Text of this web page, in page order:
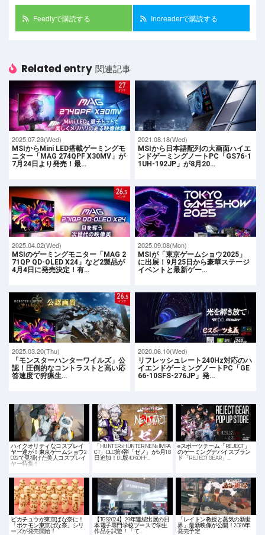
Feedlyで購読する Inoreaderで購読する
Related entry 関連記事
2025.07.23(Wed)
MSIからMini LED搭載ゲーミングモ
ニター「MAG 274QPF X30MV」が
7月24日より発売！最…
2021.08.18(Wed)
MSIから日本語配列の大画面ハイエ
ンドゲーミングノートPC「GS76-1
1UH-192JP」が8月20…
2025.04.02(Wed)
MSIのゲーミングモニター「MAG 2
71QP QD-OLED X24」など2製品が
4月4日に発売決定！有…
2025.09.08(Mon)
MSIが「東京ゲームショウ2025」
に出展！9月25日から豪華ステージ
イベントと最新ゲー…
2025.03.20(Thu)
「モンスターハンターワイルズ」公
認！圧倒的なコントラストと高い応
答速度で狩猟生…
2020.06.10(Wed)
リフレッシュレート240Hz対応のハ
イエンドゲーミングノートPC「GE
66-10SFS-276JP」発…
ハイクオリティなコスプレイ
ヤー達が！東京ゲームショウ2
022で見掛けた美人コスプレイ
ヤー特集！
「HUNTER×HUNTER NEN×IMPA
CT」DLC第4弾「ゼノ」が6月18
日追加！DL版40%OFF…
eスポーツチーム「REJECT」
のゲーミングデバイスブラン
ド「REJECT GEAR」…
ピカチュウが東京ばな奈に！
「ポケモン東京ばな奈」シリ
ーズが発売開始！
【TGS2024】29年連続出展の日
本電子専門学校ブースで学生
作品を試遊！「て…
「レイトン教授と蒸気の新世
界」最新映像が公開！2026年
発売予定